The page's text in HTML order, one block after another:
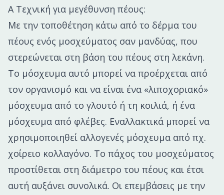
Α Τεχνική για μεγέθυνση πέους:
Mε την τοποθέτηση κάτω από το δέρμα του
πέους ενός μοσχεύματος σαν μανδύας, που
στερεώνεται στη βάση του πέους στη λεκάνη.
Το μόσχευμα αυτό μπορεί να προέρχεται από
τον οργανισμό και να είναι ένα «λιποχοριακό»
μόσχευμα από το γλουτό ή τη κοιλιά, ή ένα
μόσχευμα από φλέβες. Εναλλακτικά μπορεί να
χρησιμοποιηθεί αλλογενές μόσχευμα από πχ.
χοίρειο κολλαγόνο. Το πάχος του μοσχεύματος
προστίθεται στη διάμετρο του πέους και έτσι
αυτή αυξάνει συνολικά. Οι επεμβάσεις με την